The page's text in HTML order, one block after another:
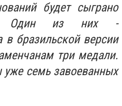
будет сыграно
Один из них -
в бразильской версии
три медали.
семь завоеванных